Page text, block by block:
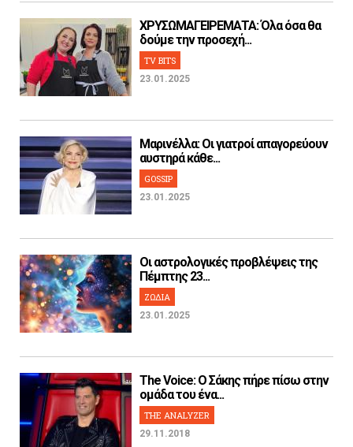
ΧΡΥΣΩΜΑΓΕΙΡΕΜΑΤΑ: Όλα όσα θα
δούμε την προσεχή...
TV BITS
23.01.2025
Μαρινέλλα: Οι γιατροί απαγορεύουν
αυστηρά κάθε...
GOSSIP
23.01.2025
Οι αστρολογικές προβλέψεις της
Πέμπτης 23...
ΖΩΔΙΑ
23.01.2025
The Voice: Ο Σάκης πήρε πίσω στην
ομάδα του ένα...
THE ANALYZER
29.11.2018